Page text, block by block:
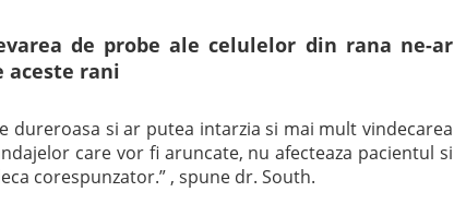
de probe ale celulelor din rana ne-ar
rani
dureroasa si ar putea intarzia si mai mult vindecarea
care vor fi aruncate, nu afecteaza pacientul si
corespunzator.” , spune dr. South.